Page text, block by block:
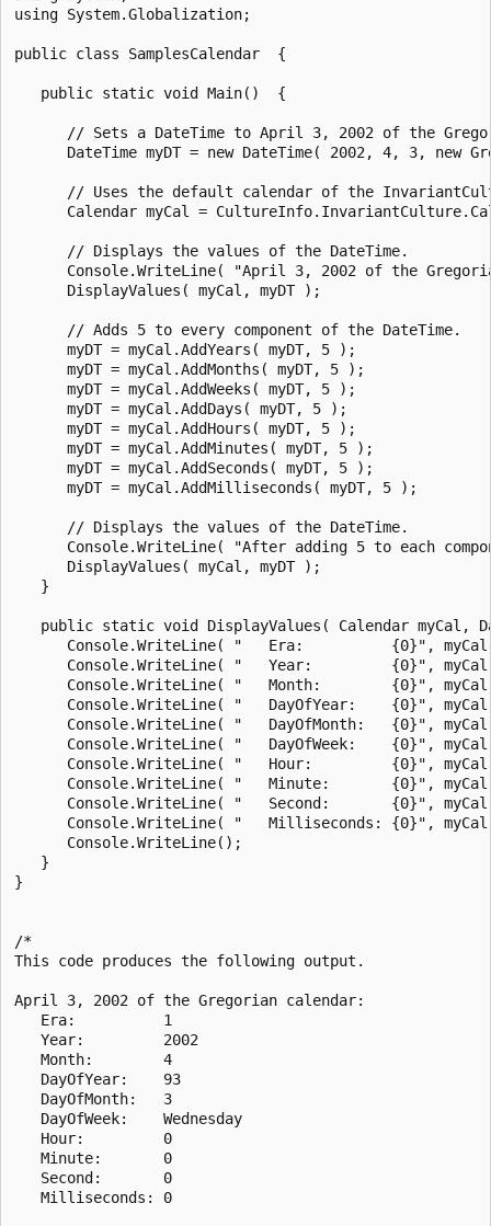
using System.Globalization;
public class SamplesCalendar  {
   public static void Main()  {
// Sets a DateTime to April 3, 2002 of the
DateTime myDT = new DateTime( 2002, 4, 3, new
// Uses the default calendar of the
Calendar myCal =
      // Displays the values of the DateTime.
Console.WriteLine( "April 3, 2002 of the
      DisplayValues( myCal, myDT );
      // Adds 5 to every component of the DateTime.
      myDT = myCal.AddYears( myDT, 5 );
      myDT = myCal.AddMonths( myDT, 5 );
      myDT = myCal.AddWeeks( myDT, 5 );
      myDT = myCal.AddDays( myDT, 5 );
      myDT = myCal.AddHours( myDT, 5 );
      myDT = myCal.AddMinutes( myDT, 5 );
      myDT = myCal.AddSeconds( myDT, 5 );
      myDT = myCal.AddMilliseconds( myDT, 5 );
      // Displays the values of the DateTime.
Console.WriteLine( "After adding 5 to each
      DisplayValues( myCal, myDT );
   }
public static void DisplayValues( Calendar myCal,
Console.WriteLine( "   Era:          {0}",
Console.WriteLine( "   Year:         {0}",
Console.WriteLine( "   Month:        {0}",
Console.WriteLine( "   DayOfYear:    {0}",
Console.WriteLine( "   DayOfMonth:   {0}",
Console.WriteLine( "   DayOfWeek:    {0}",
Console.WriteLine( "   Hour:         {0}",
Console.WriteLine( "   Minute:       {0}",
Console.WriteLine( "   Second:       {0}",
Console.WriteLine( "   Milliseconds: {0}",
      Console.WriteLine();
   }
}
/*
This code produces the following output.
April 3, 2002 of the Gregorian calendar:
   Era:          1
   Year:         2002
   Month:        4
   DayOfYear:    93
   DayOfMonth:   3
   DayOfWeek:    Wednesday
   Hour:         0
   Minute:       0
   Second:       0
   Milliseconds: 0